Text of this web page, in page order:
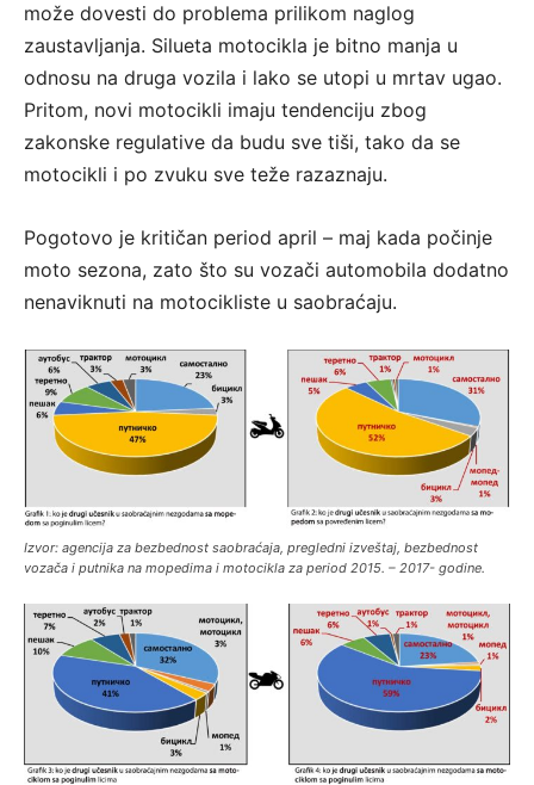
može dovesti do problema prilikom naglog
zaustavljanja. Silueta motocikla je bitno manja u
odnosu na druga vozila i lako se utopi u mrtav ugao.
Pritom, novi motocikli imaju tendenciju zbog
zakonske regulative da budu sve tiši, tako da se
motocikli i po zvuku sve teže razaznaju.
Pogotovo je kritičan period april – maj kada počinje
moto sezona, zato što su vozači automobila dodatno
nenaviknuti na motocikliste u saobraćaju.
Izvor: agencija za bezbednost saobraćaja, pregledni izveštaj, bezbednost
vozača i putnika na mopedima i motocikla za period 2015. – 2017- godine.